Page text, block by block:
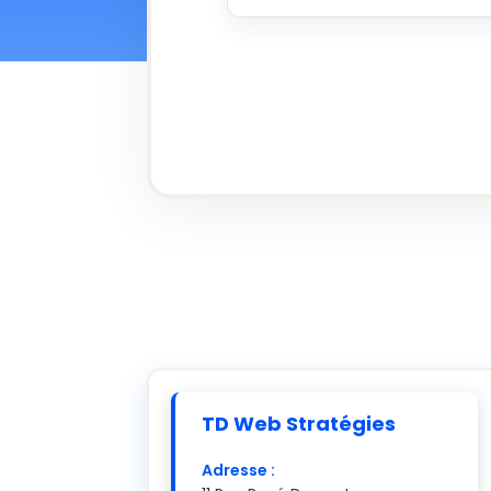
TD Web Stratégies
Adresse :